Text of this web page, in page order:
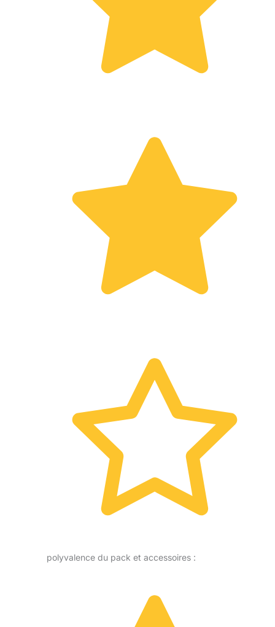
polyvalence du pack et accessoires :